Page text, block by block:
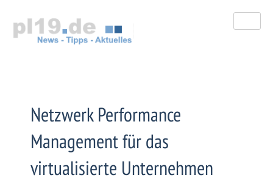
springen
Netzwerk Performance
Management für das
virtualisierte Unternehmen